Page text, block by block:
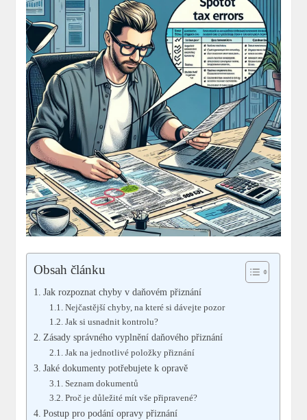
Obsah článku
Jak rozpoznat chyby v daňovém přiznání
Nejčastější chyby, na které si dávejte pozor
Jak si usnadnit kontrolu?
Zásady správného vyplnění daňového přiznání
Jak na jednotlivé položky přiznání
Jaké dokumenty potřebujete k opravě
Seznam dokumentů
Proč je důležité mít vše připravené?
Postup pro podání opravy přiznání